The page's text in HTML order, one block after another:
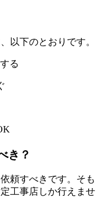
以下のとおりです。
る
き？
頼すべきです。そも
工事店しか行えませ